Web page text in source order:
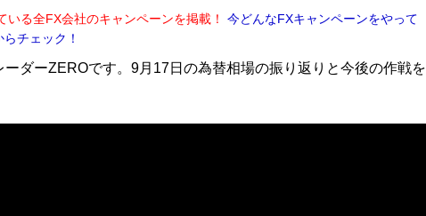
いる全FX会社のキャンペーンを掲載！
今どんなFXキャンペーンをやって
チェック！
ーダーZEROです。9月17日の為替相場の振り返りと今後の作戦を